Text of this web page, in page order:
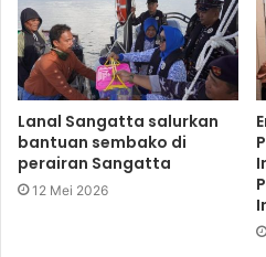
Lanal Sangatta salurkan
bantuan sembako di
perairan Sangatta
12 Mei 2026